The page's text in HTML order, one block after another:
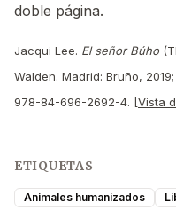
doble página.
Jacqui Lee. El señor Búho
Walden. Madrid: Bruño,
978-84-696-2692-4. [Vista
ETIQUETAS
Animales humanizados